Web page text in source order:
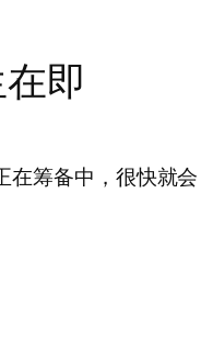
即
在筹备中，很快就会